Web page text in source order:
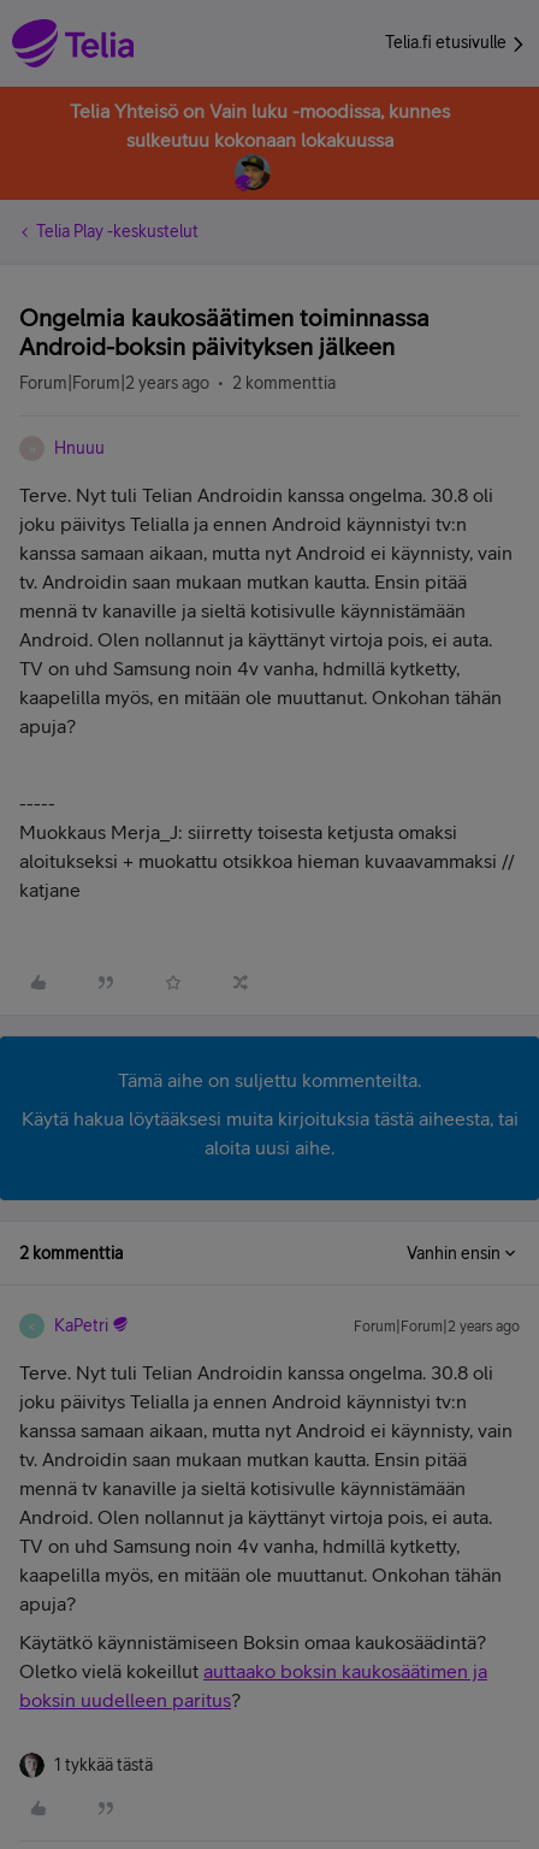
Telia.fi etusivulle
Telia Yhteisö on Vain luku -moodissa, kunnes
sulkeutuu kokonaan lokakuussa
Telia Play -keskustelut
Ongelmia kaukosäätimen toiminnassa
Android-boksin päivityksen jälkeen
Forum|Forum|2 years ago 2 kommenttia
Hnuuu
Terve. Nyt tuli Telian Androidin kanssa ongelma. 30.8 oli
joku päivitys Telialla ja ennen Android käynnistyi tv:n
kanssa samaan aikaan, mutta nyt Android ei käynnisty, vain
tv. Androidin saan mukaan mutkan kautta. Ensin pitää
mennä tv kanaville ja sieltä kotisivulle käynnistämään
Android. Olen nollannut ja käyttänyt virtoja pois, ei auta.
TV on uhd Samsung noin 4v vanha, hdmillä kytketty,
kaapelilla myös, en mitään ole muuttanut. Onkohan tähän
apuja?
-----
Muokkaus Merja_J: siirretty toisesta ketjusta omaksi
aloitukseksi + muokattu otsikkoa hieman kuvaavammaksi //
katjane
Tämä aihe on suljettu kommenteilta.
Käytä hakua löytääksesi muita kirjoituksia tästä aiheesta, tai
aloita uusi aihe.
2 kommenttia Vanhin ensin
K KaPetri Forum|Forum|2 years ago
Terve. Nyt tuli Telian Androidin kanssa ongelma. 30.8 oli
joku päivitys Telialla ja ennen Android käynnistyi tv:n
kanssa samaan aikaan, mutta nyt Android ei käynnisty, vain
tv. Androidin saan mukaan mutkan kautta. Ensin pitää
mennä tv kanaville ja sieltä kotisivulle käynnistämään
Android. Olen nollannut ja käyttänyt virtoja pois, ei auta.
TV on uhd Samsung noin 4v vanha, hdmillä kytketty,
kaapelilla myös, en mitään ole muuttanut. Onkohan tähän
apuja?
Käytätkö käynnistämiseen Boksin omaa kaukosäädintä?
Oletko vielä kokeillut auttaako boksin kaukosäätimen ja
boksin uudelleen paritus?
1 tykkää tästä